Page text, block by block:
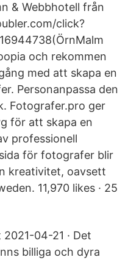
& Webbhotell från
click?
och rekommen
med att skapa en
Personanpassa den
Fotografer.pro ger
för att skapa en
professionell
för fotografer blir
kreativitet, oavsett
11,970 likes · 25
04-21 · Det
billiga och dyra